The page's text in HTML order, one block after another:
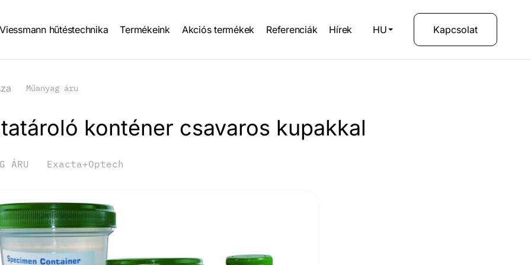
Kapcsolat
HU
Viessmann hűtéstechnika Termékeink Akciós termékek Referenciák Hírek
Műanyag áru
konténer csavaros kupakkal
ÁRU Exacta+Optech